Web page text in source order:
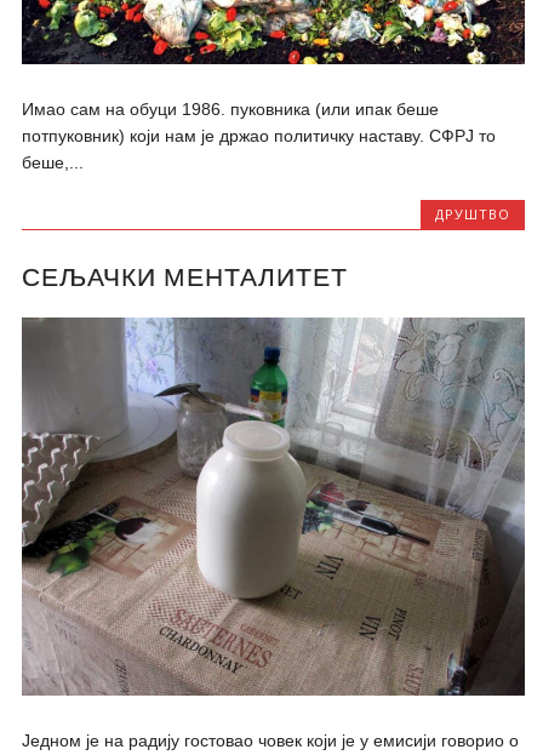
Имао сам на обуци 1986. пуковника (или ипак беше
потпуковник) који нам је држао политичку наставу. СФРЈ то
беше,...
ДРУШТВО
СЕЉАЧКИ МЕНТАЛИТЕТ
Једном је на радију гостовао човек који је у емисији говорио о